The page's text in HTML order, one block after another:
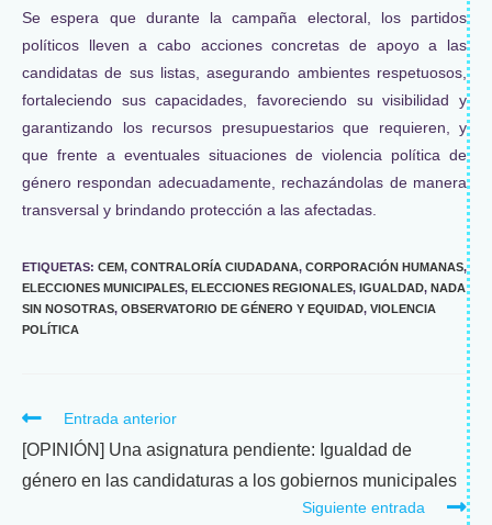
Se espera que durante la campaña electoral, los partidos
políticos lleven a cabo acciones concretas de apoyo a las
candidatas de sus listas, asegurando ambientes respetuosos,
fortaleciendo sus capacidades, favoreciendo su visibilidad y
garantizando los recursos presupuestarios que requieren, y
que frente a eventuales situaciones de violencia política de
género respondan adecuadamente, rechazándolas de manera
transversal y brindando protección a las afectadas.
ETIQUETAS: CEM, CONTRALORÍA CIUDADANA, CORPORACIÓN HUMANAS,
ELECCIONES MUNICIPALES, ELECCIONES REGIONALES, IGUALDAD, NADA
SIN NOSOTRAS, OBSERVATORIO DE GÉNERO Y EQUIDAD, VIOLENCIA
POLÍTICA
Entrada anterior
[OPINIÓN] Una asignatura pendiente: Igualdad de
género en las candidaturas a los gobiernos municipales
Siguiente entrada